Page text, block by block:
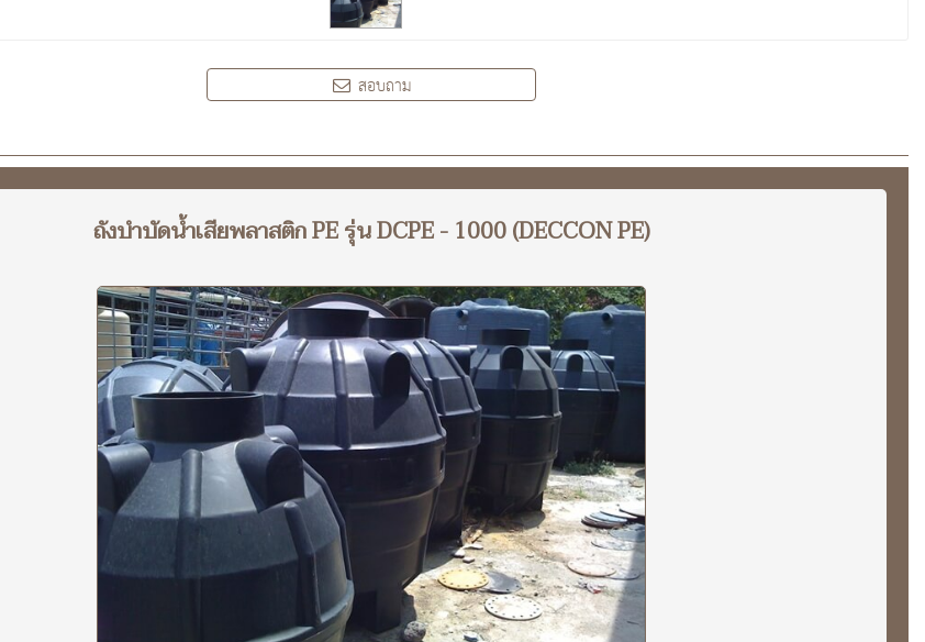
สอบถาม
ถังบำบัดน้ำเสียพลาสติก PE รุ่น DCPE - 1000 (DECCON PE)